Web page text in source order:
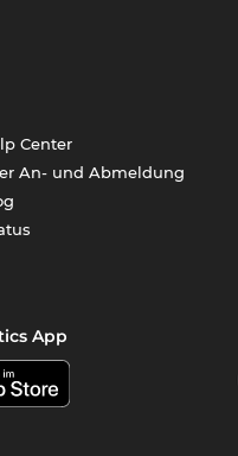
Center
An- und Abmeldung
App